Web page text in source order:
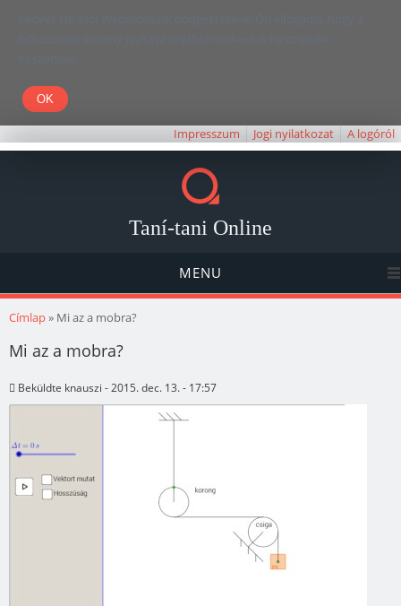
Kedves Olvasó! Weboldalunk böngészésével Ön elfogadja, hogy a
felhasználói élmény javítása céljából cookie-kat használunk.
Köszönjük!
Impresszum Jogi nyilatkozat A logóról
Taní-tani Online
MENU
Jelenlegi hely
Címlap» Mi az a mobra?
Mi az a mobra?
Beküldte knauszi - 2015. dec. 13. - 17:57